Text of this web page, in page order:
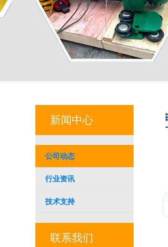
新闻中心
公司动态
行业资讯
技术支持
联系我们